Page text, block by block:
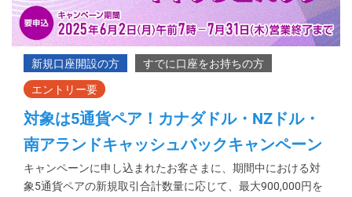
対象は5通貨ペア！カナダドル・NZドル・
南アランドキャッシュバックキャンペーン
キャンペーンに申し込まれたお客さまに、期間中における対
象5通貨ペアの新規取引合計数量に応じて、最大900,000円を